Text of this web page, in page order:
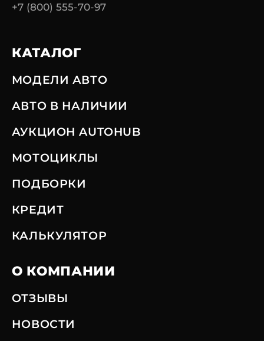
+7 (800) 555-70-97
КАТАЛОГ
МОДЕЛИ АВТО
АВТО В НАЛИЧИИ
АУКЦИОН AUTOHUB
МОТОЦИКЛЫ
ПОДБОРКИ
КРЕДИТ
КАЛЬКУЛЯТОР
О КОМПАНИИ
ОТЗЫВЫ
НОВОСТИ